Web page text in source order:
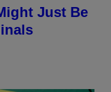
Just Be